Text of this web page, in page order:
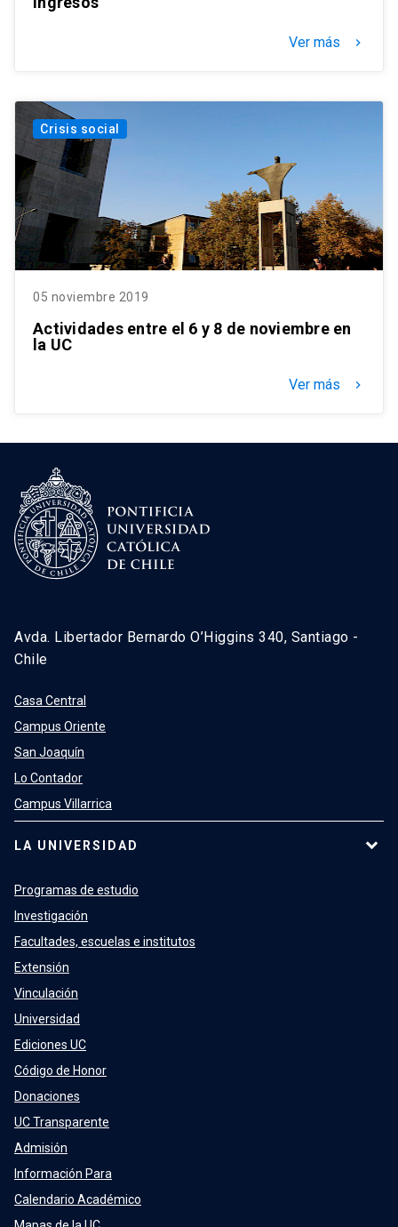
Ver más keyboard_arrow_right
Crisis social
05 noviembre 2019
Actividades entre el 6 y 8 de noviembre en
la UC
Ver más keyboard_arrow_right
Avda. Libertador Bernardo O’Higgins 340, Santiago -
Chile
Casa Central
Campus Oriente
San Joaquín
Lo Contador
Campus Villarrica
LA UNIVERSIDAD
Programas de estudio
Investigación
Facultades, escuelas e institutos
Extensión
Vinculación
Universidad
Ediciones UC
Código de Honor
Donaciones
UC Transparente
Admisión
Información Para
Calendario Académico